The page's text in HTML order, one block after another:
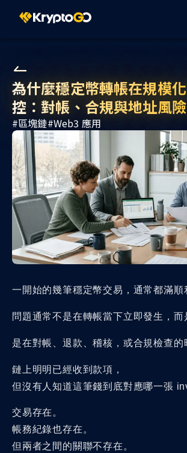
為什麼穩定幣轉帳在規模
控：對帳、合規與地址風險
#區塊鏈#Web3 應用
一開始的幾筆穩定幣交易，通常都滿順
問題通常不是在轉帳當下立即發生，而
是在對帳、退款、稽核，或合規檢查的
鏈上明明已經收到款項，
但沒有人知道這筆錢到底對應哪一張
交易存在。
帳務紀錄也存在。
但兩者之間的關聯不存在。